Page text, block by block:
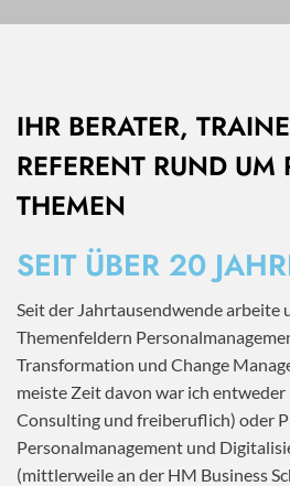
IHR BERATER,
REFERENT RUND UM
THEMEN
SEIT ÜBER 20
Seit der Jahrtausendwende arbeite
Themenfeldern
Transformation und Change
meiste Zeit davon war ich
Consulting und freiberuflich) oder
Personalmanagement und
(mittlerweile an der HM Business